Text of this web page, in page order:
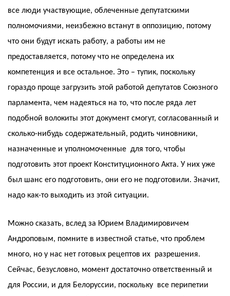
все люди участвующие, облеченные депутатскими
полномочиями, неизбежно встанут в оппозицию, потому
что они будут искать работу, а работы им не
предоставляется, потому что не определена их
компетенция и все остальное. Это – тупик, поскольку
гораздо проще загрузить этой работой депутатов Союзного
парламента, чем надеяться на то, что после ряда лет
подобной волокиты этот документ смогут, согласованный и
сколько-нибудь содержательный, родить чиновники,
назначенные и уполномоченные для того, чтобы
подготовить этот проект Конституционного Акта. У них уже
был шанс его подготовить, они его не подготовили. Значит,
надо как-то выходить из этой ситуации.
Можно сказать, вслед за Юрием Владимировичем
Андроповым, помните в известной статье, что проблем
много, но у нас нет готовых рецептов их разрешения.
Сейчас, безусловно, момент достаточно ответственный и
для России, и для Белоруссии, поскольку все перипетии